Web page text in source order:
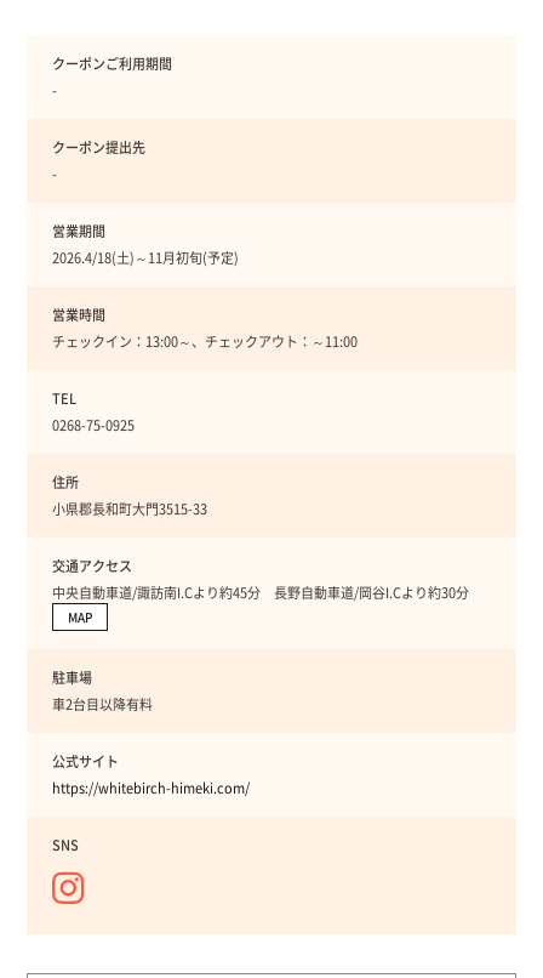
クーポンご利用期間
-
クーポン提出先
-
営業期間
2026.4/18(土)～11月初旬(予定)
営業時間
チェックイン：13:00～、チェックアウト：～11:00
TEL
0268-75-0925
住所
小県郡長和町大門3515-33
交通アクセス
中央自動車道/諏訪南I.Cより約45分 長野自動車道/岡谷I.Cより約30分
MAP
駐車場
車2台目以降有料
公式サイト
https://whitebirch-himeki.com/
SNS